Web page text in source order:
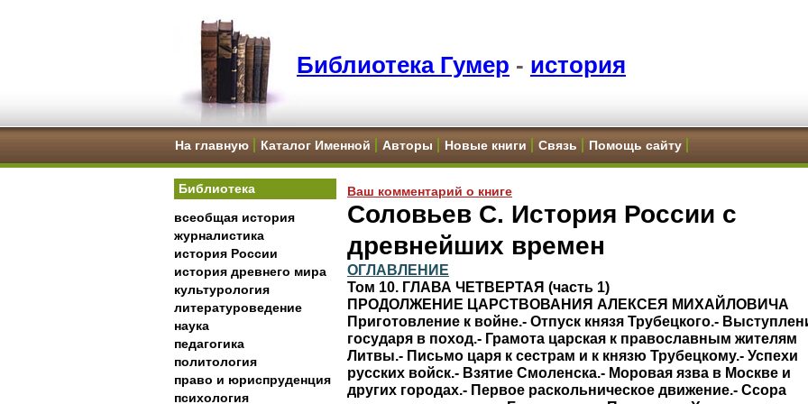
Библиотека Гумер - история
На главную Каталог Именной Авторы Новые книги Связь Помощь сайту
Библиотека
всеобщая история
журналистика
история России
история древнего мира
культурология
литературоведение
наука
педагогика
политология
право и юриспруденция
психология
Ваш комментарий о книге
Соловьев С. История России с
древнейших времен
ОГЛАВЛЕНИЕ
Том 10. ГЛАВА ЧЕТВЕРТАЯ (часть 1)
ПРОДОЛЖЕНИЕ ЦАРСТВОВАНИЯ АЛЕКСЕЯ МИХАЙЛОВИЧА
Приготовление к войне.- Отпуск князя Трубецкого.-
государя в поход.- Грамота царская к православным жителям
Литвы.- Письмо царя к сестрам и к князю Трубецкому.- Успехи
русских войск.- Взятие Смоленска.- Моровая язва в Москве и
других городах.- Первое раскольническое движение.- Ссора